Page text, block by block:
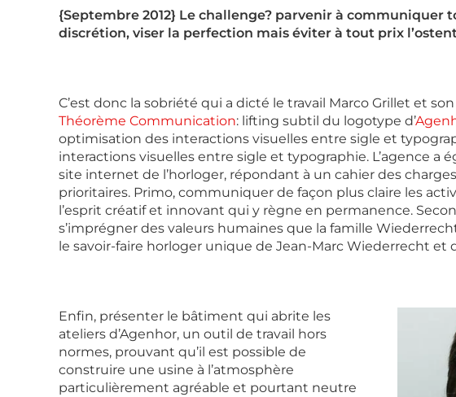
{Septembre 2012} Le challenge? parvenir à communiquer
discrétion, viser la perfection mais éviter à tout prix
C’est donc la sobriété qui a dicté le travail Marco Grillet et
Théorème Communication: lifting subtil du logotype d’
optimisation des interactions visuelles entre sigle et
interactions visuelles entre sigle et typographie. L’agence
site internet de l’horloger, répondant à un cahier des
prioritaires. Primo, communiquer de façon plus claire les
l’esprit créatif et innovant qui y règne en permanence.
s’imprégner des valeurs humaines que la famille
le savoir-faire horloger unique de Jean-Marc Wiederrecht et
Enfin, présenter le bâtiment qui abrite les
ateliers d’Agenhor, un outil de travail hors
normes, prouvant qu’il est possible de
construire une usine à l’atmosphère
particulièrement agréable et pourtant neutre